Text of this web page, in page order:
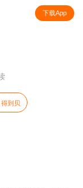
下载App
得到贝